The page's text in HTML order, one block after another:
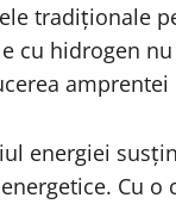
tradiționale
cu hidrogen
energiei
Cu